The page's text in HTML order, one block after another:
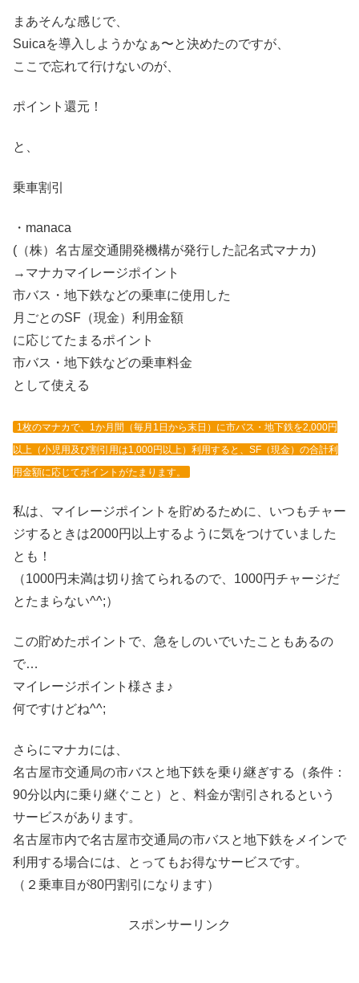
まあそんな感じで、
Suicaを導入しようかなぁ〜と決めたのですが、
ここで忘れて行けないのが、
ポイント還元！
と、
乗車割引
・manaca
(（株）名古屋交通開発機構が発行した記名式マナカ)
→マナカマイレージポイント
市バス・地下鉄などの乗車に使用した
月ごとのSF（現金）利用金額
に応じてたまるポイント
市バス・地下鉄などの乗車料金
として使える
1枚のマナカで、1か月間（毎月1日から末日）に市バス・地下鉄を2,000円
以上（小児用及び割引用は1,000円以上）利用すると、SF（現金）の合計利
用金額に応じてポイントがたまります。
私は、マイレージポイントを貯めるために、いつもチャー
ジするときは2000円以上するように気をつけていました
とも！
（1000円未満は切り捨てられるので、1000円チャージだ
とたまらない^^;）
この貯めたポイントで、急をしのいでいたこともあるの
で…
マイレージポイント様さま♪
何ですけどね^^;
さらにマナカには、
名古屋市交通局の市バスと地下鉄を乗り継ぎする（条件：
90分以内に乗り継ぐこと）と、料金が割引されるという
サービスがあります。
名古屋市内で名古屋市交通局の市バスと地下鉄をメインで
利用する場合には、とってもお得なサービスです。
（２乗車目が80円割引になります）
スポンサーリンク